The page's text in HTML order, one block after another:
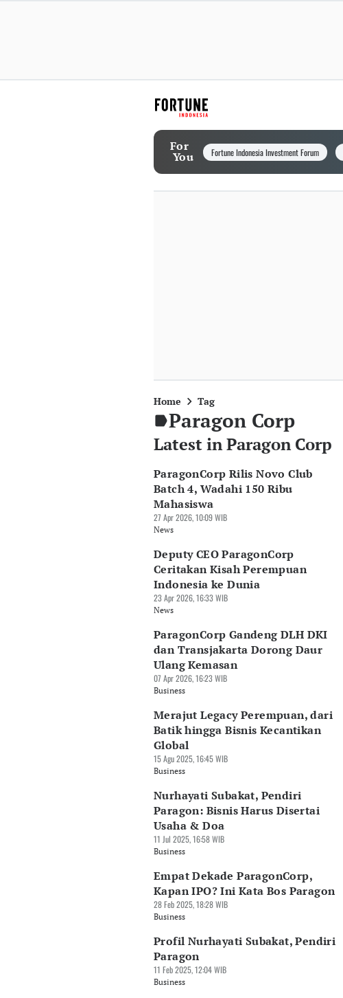
For
You Fortune Indonesia Investment Forum
Home Tag
Paragon Corp
Latest in Paragon Corp
ParagonCorp Rilis Novo Club
Batch 4, Wadahi 150 Ribu
Mahasiswa
27 Apr 2026, 10:09 WIB
News
Deputy CEO ParagonCorp
Ceritakan Kisah Perempuan
Indonesia ke Dunia
23 Apr 2026, 16:33 WIB
News
ParagonCorp Gandeng DLH DKI
dan Transjakarta Dorong Daur
Ulang Kemasan
07 Apr 2026, 16:23 WIB
Business
Merajut Legacy Perempuan, dari
Batik hingga Bisnis Kecantikan
Global
15 Agu 2025, 16:45 WIB
Business
Nurhayati Subakat, Pendiri
Paragon: Bisnis Harus Disertai
Usaha & Doa
11 Jul 2025, 16:58 WIB
Business
Empat Dekade ParagonCorp,
Kapan IPO? Ini Kata Bos Paragon
28 Feb 2025, 18:28 WIB
Business
Profil Nurhayati Subakat, Pendiri
Paragon
11 Feb 2025, 12:04 WIB
Business